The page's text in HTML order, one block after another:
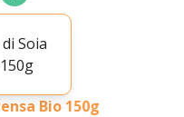
Bio 150g